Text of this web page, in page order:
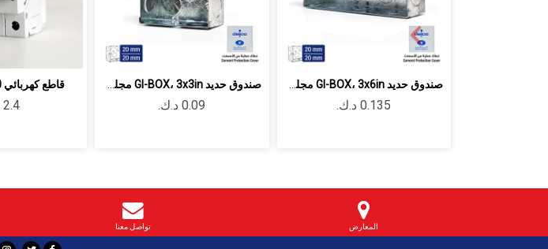
صندوق حديد GI-BOX، 3x6in مجلفن سماكة ... صندوق حديد GI-BOX، 3x3in مجلفن سماكة ... قاطع كهربائي 10 امبير داجكو
المعارض تواصل معنا